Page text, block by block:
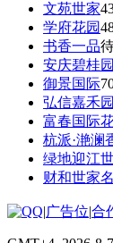
文苑世家
学府花园
书香一品
安庆碧桂
御景国际
弘信嘉禾园
富春国际
杭派·滟澜
绿地迎江
财和世家
|广告位|合